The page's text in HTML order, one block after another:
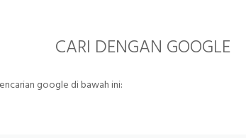
CARI DENGAN GOOGLE
google di bawah ini: